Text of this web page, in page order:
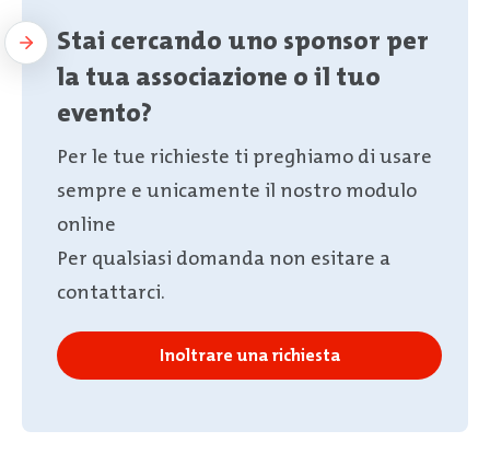
Stai cercando uno sponsor per
la tua associazione o il tuo
evento?
Per le tue richieste ti preghiamo di usare
sempre e unicamente il nostro modulo
online
Per qualsiasi domanda non esitare a
contattarci.
Inoltrare una richiesta